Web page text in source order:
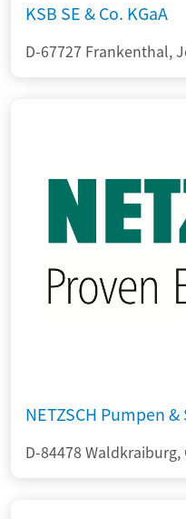
KSB SE & Co. KGaA
D-67727 Frankenthal,
NETZSCH Pumpen
D-84478